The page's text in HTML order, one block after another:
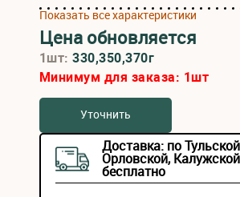
Показать все характеристики
Цена обновляется
1шт:330,350,370г
Минимум для заказа: 1шт
Уточнить
Доставка: по
Орловской,
бесплатно